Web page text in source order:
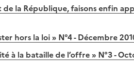
la République, faisons enfin
hors la loi » N°4 - Décembre
à la bataille de l’offre » N°3 -